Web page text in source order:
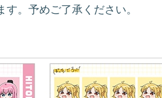
。予めご了承ください。